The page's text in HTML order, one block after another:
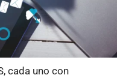
cada uno con